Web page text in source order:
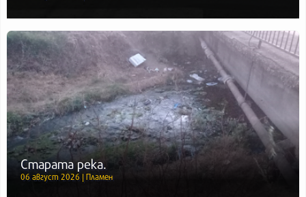
Старата река.
06 август 2026 | Пламен